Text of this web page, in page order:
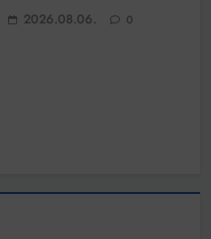
2026.08.06. 0